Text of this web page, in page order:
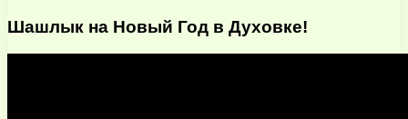
Шашлык на Новый Год в Духовке!